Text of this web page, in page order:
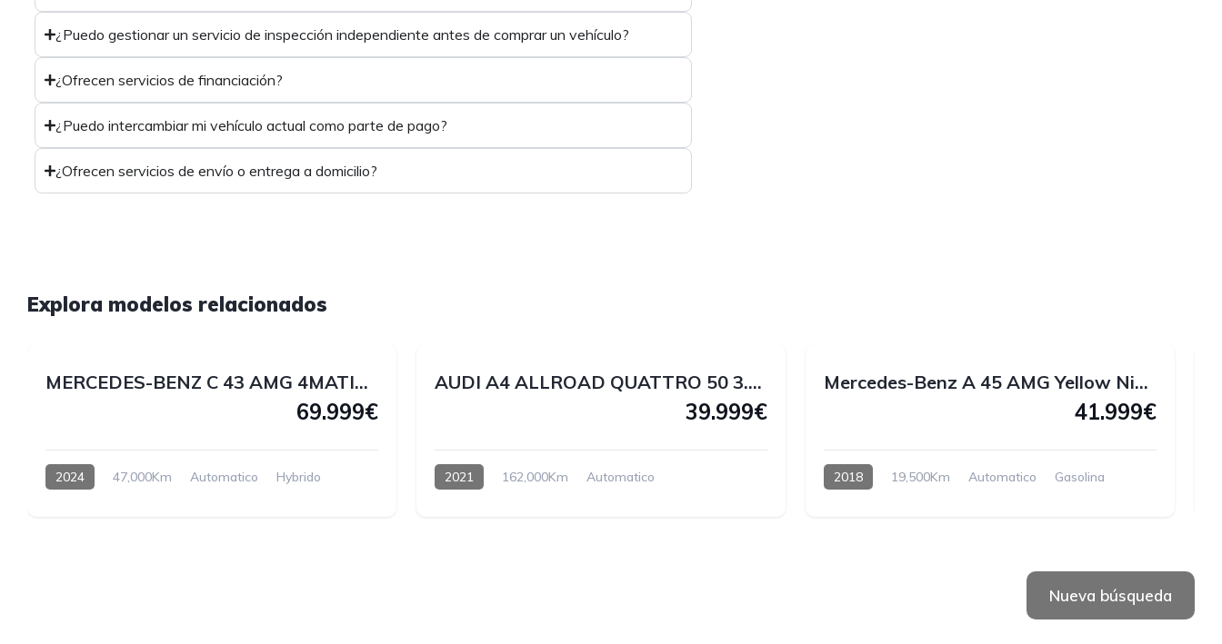
¿Puedo gestionar un servicio de inspección independiente antes de comprar un vehículo?
¿Ofrecen servicios de financiación?
¿Puedo intercambiar mi vehículo actual como parte de pago?
¿Ofrecen servicios de envío o entrega a domicilio?
Explora modelos relacionados
1
MERCEDES-BENZ C 43 AMG 4MATIC 408 CV
69.999€
2024 47,000Km Automatico Hybrido
AUDI A4 ALLROAD QUATTRO 50 3.0 V6 TDI 286 CV
39.999€
2021 162,000Km Automatico
Mercedes-Benz A 45 AMG Yellow Night Edition 4MATIC 381 CV
41.999€
2018 19,500Km Automatico Gasolina
Nueva búsqueda